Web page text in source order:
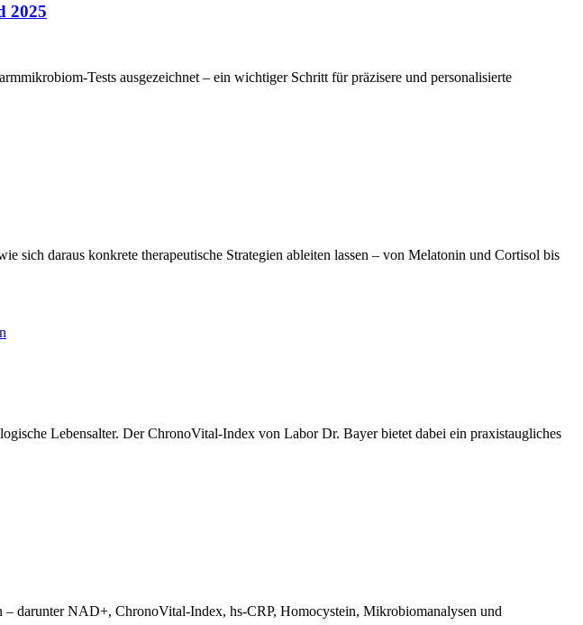
2025
Tests ausgezeichnet – ein wichtiger Schritt für präzisere und personalisierte
sich daraus konkrete therapeutische Strategien ableiten lassen – von Melatonin und Cortisol bis
Lebensalter. Der ChronoVital-Index von Labor Dr. Bayer bietet dabei ein praxistaugliches
darunter NAD+, ChronoVital-Index, hs-CRP, Homocystein, Mikrobiomanalysen und